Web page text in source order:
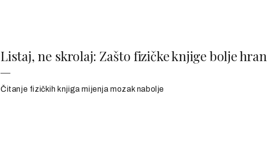
Listaj, ne skrolaj: Zašto fizičke knjige bolje
Čitanje fizičkih knjiga mijenja mozak nabolje